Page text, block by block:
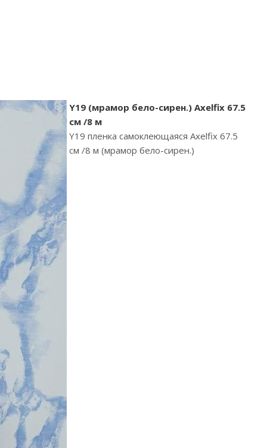
Y19 (мрамор бело-сирен.) Axelfix 67.5
см /8 м
Y19 пленка самоклеющаяся Axelfix 67.5
см /8 м (мрамор бело-сирен.)